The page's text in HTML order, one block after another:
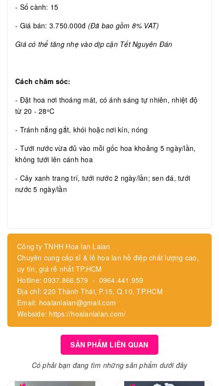
- Số cành: 15
- Giá bán: 3.750.000đ (Đã bao gồm 8% VAT)
Giá có thể tăng nhẹ vào dịp cận Tết Nguyên Đán
Cách chăm sóc:
- Đặt hoa nơi thoáng mát, có ánh sáng tự nhiên, nhiệt độ
từ 20 - 28oC
- Tránh nắng gắt, khói hoặc nơi kín, nóng
- Tưới nước vừa đủ vào mỗi gốc hoa khoảng 5 ngày/lần,
không tưới lên cánh hoa
- Cây xanh trang trí, tưới nước 2 ngày/lần; sen đá, tưới
nước 5 ngày/lần
Công ty TNHH Hoa lan Lalan
Chuyên cung cấp sỉ & lẻ hoa lan hồ điệp chất lượng cao,
uy tín, giá rẻ nhất TP.HCM
Hotline: 0937.866.579 - 0964.441.959
Địa chỉ: 220 Thành Thái, P.15, Q.10, TP.HCM
Email: hoalanlalan@gmail.com
Webside: https://hoalanlalan.com/
SẢN PHẨM LIÊN QUAN
Có phải bạn đang tìm những sản phẩm dưới đây